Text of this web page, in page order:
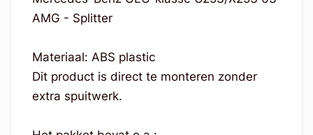
AMG - Splitter
Materiaal: ABS plastic
Dit product is direct te monteren zonder
extra spuitwerk.